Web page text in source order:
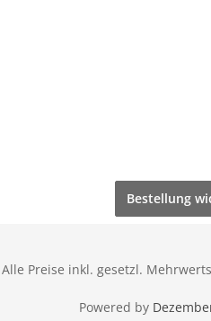
Bestellung
Preise inkl. gesetzl.
Powered by